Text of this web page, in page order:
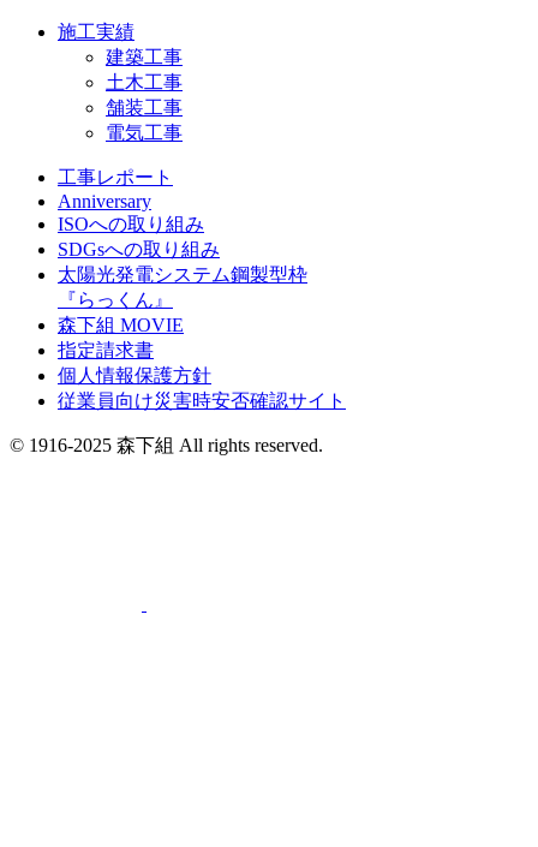
施工実績
建築工事
土木工事
舗装工事
電気工事
工事レポート
Anniversary
ISOへの取り組み
SDGsへの取り組み
太陽光発電システム鋼製型枠
『らっくん』
森下組 MOVIE
指定請求書
個人情報保護方針
従業員向け災害時安否確認サイト
© 1916-2025 森下組 All rights reserved.